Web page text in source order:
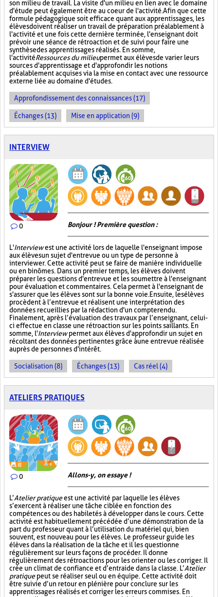
son milieu de travail. La visite d'un milieu en lien avec le domaine
d'étude peut également être au coeur de l'activité. Afin que cette
formule pédagogique soit efficace quant aux apprentissages, les
élèves doivent réaliser un travail de préparation préalablement à
l'activité et une fois cette dernière terminée, l'enseignant doit
prévoir une séance de rétroaction et de suivi pour faire une
synthèse des apprentissages réalisés. En somme,
l'activitéRessources du milieupermet aux élèves de varier leurs
sources d'apprentissage et d'approfondir les notions
préalablement acquises via la mise en contact avec une ressource
externe liée au domaine d'études.
Approfondissement des connaissances (17)
Échanges (13) Mise en application (9)
INTERVIEW
0 Bonjour ! Première question :
L'Interviewest une activité lors de laquelle l'enseignant impose
aux élèves un sujet d'entrevue ou un type de personne à
interviewer. Cette activité peut se faire de manière individuelle
ou en binômes. Dans un premier temps, les élèves doivent
préparer les questions d'entrevue et les soumettre à l'enseignant
pour évaluation et commentaires. Cela permet à l'enseignant de
s'assurer que les élèves sont sur la bonne voie. Ensuite, les élèves
procèdent à l’entrevue et réalisent une interprétation des
données recueillies par la rédaction d'un compte rendu.
Finalement, après l’évaluation des travaux par l’enseignant, celui-
ci effectue en classe une rétroaction sur les points saillants. En
somme, l'Interviewpermet aux élèves d'approfondir un sujet en
récoltant des données pertinentes grâce à une entrevue réalisée
auprès de personnes d'intérêt.
Socialisation (8) Échanges (13) Cas réel (4)
ATELIERS PRATIQUES
0 Allons-y, on essaye !
L’Atelier pratiqueest une activité par laquelle les élèves
s’exercent à réaliser une tâche ciblée en fonction des
compétences ou des habiletés à développer dans le cours. Cette
activité est habituellement précédée d’une démonstration de la
part du professeur quant à l’utilisation du matériel qui, bien
souvent, est nouveau pour les élèves. Le professeur guide les
élèves dans la réalisation de la tâche et il les questionne
régulièrement sur leurs façons de procéder. Il donne
régulièrement des rétroactions pour les orienter ou les corriger. Il
crée un climat de confiance et d’entraide dans la classe. L’Atelier
pratiquepeut se réaliser seul ou en équipe. Cette activité doit
être suivie d’un retour en plénière pour conclure sur les
apprentissages réalisés et corriger les erreurs commises. En